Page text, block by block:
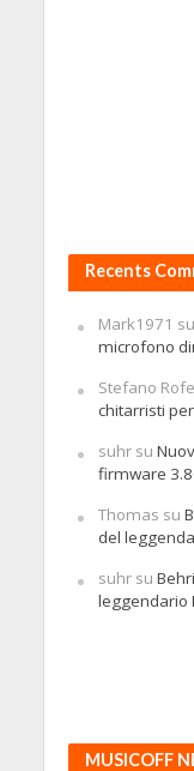
Recents
Mark1971 su
microfono
Stefano
chitarristi
suhrsu
firmware
Thomas su
del
suhrsu
leggendario
MUSICOFF